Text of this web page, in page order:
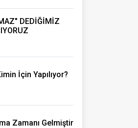
DEDİĞİMİZ
İçin Yapılıyor?
Zamanı Gelmiştir